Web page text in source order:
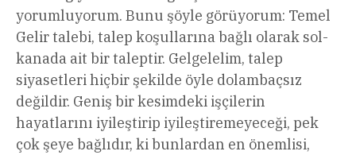
yorumluyorum. Bunu şöyle görüyorum: Temel
Gelir talebi, talep koşullarına bağlı olarak sol-
kanada ait bir taleptir. Gelgelelim, talep
siyasetleri hiçbir şekilde öyle dolambaçsız
değildir. Geniş bir kesimdeki işçilerin
hayatlarını iyileştirip iyileştiremeyeceği, pek
çok şeye bağlıdır, ki bunlardan en önemlisi,